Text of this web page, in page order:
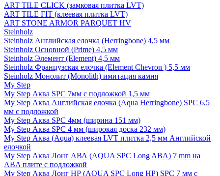
ART TILE CLICK (замковая плитка LVT)
ART TILE FIT (клеевая плитка LVT)
ART STONE ARMOR PARQUET HV
Steinholz
Steinholz Английская елочка (Herringbone) 4,5 мм
Steinholz Основной (Prime) 4,5 мм
Steinholz Элемент (Element) 4,5 мм
Steinholz Французская елочка (Element Chevron ) 5,5 мм
Steinholz Монолит (Monolith) имитация камня
My Step
My Step Аква SPC 7мм c подложкой 1,5 мм
My Step Аква Английская елочка (Aqua Herringbone) SPC 6,5
мм с подложкой
My Step Аква SPC 4мм (ширина 151 мм)
My Step Аква SPC 4 мм (широкая доска 232 мм)
My Step Аква (Aqua) клеевая LVT плитка 2,5 мм Английской
елочкой
My Step Аква Лонг АВА (AQUA SPC Long ABA) 7 mm на
ABA плите с подложкой
My Step Аква Лонг НР (AQUA SPC Long HP) SPC 7 мм с